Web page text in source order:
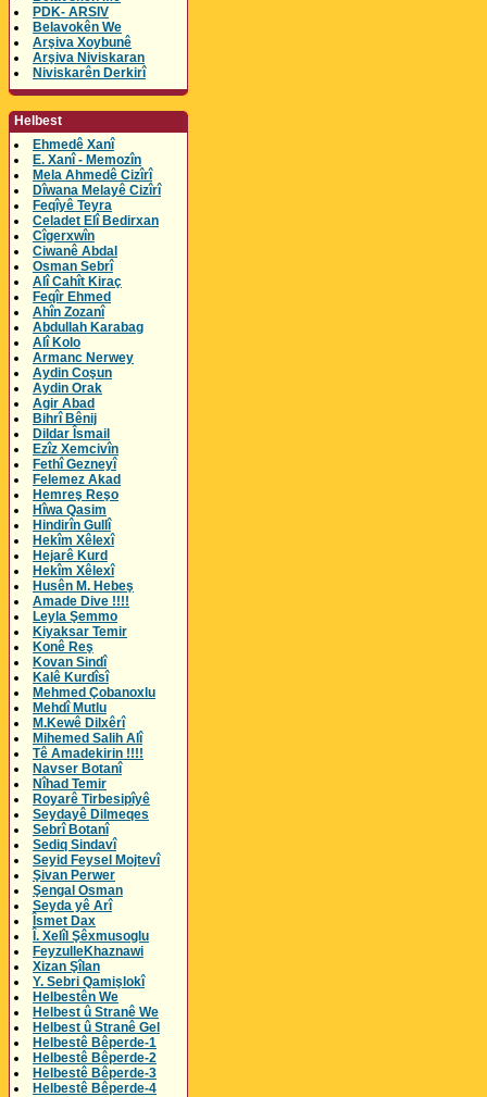
PDK- ARSIV
Belavokên We
Arşiva Xoybunê
Arşiva Niviskaran
Niviskarên Derkirî
Helbest
Ehmedê Xanî
E. Xanî - Memozîn
Mela Ahmedê Cizîrî
Dîwana Melayê Cizîrî
Feqîyê Teyra
Celadet Elî Bedirxan
Cîgerxwîn
Ciwanê Abdal
Osman Sebrî
Alî Cahît Kiraç
Feqîr Ehmed
Ahîn Zozanî
Abdullah Karabag
Alî Kolo
Armanc Nerwey
Aydin Coşun
Aydin Orak
Agir Abad
Bihrî Bênij
Dildar Îsmail
Ezîz Xemcivîn
Fethî Gezneyî
Felemez Akad
Hemreş Reşo
Hîwa Qasim
Hindirîn Gullî
Hekîm Xêlexî
Hejarê Kurd
Hekîm Xêlexî
Husên M. Hebeş
Amade Dive !!!!
Leyla Şemmo
Kiyaksar Temir
Konê Reş
Kovan Sindî
Kalê Kurdîsî
Mehmed Çobanoxlu
Mehdî Mutlu
M.Kewê Dilxêrî
Mihemed Salih Alî
Tê Amadekirin !!!!
Navser Botanî
Nîhad Temir
Royarê Tirbesipîyê
Seydayê Dilmeqes
Sebrî Botanî
Sediq Sindavî
Seyid Feysel Mojtevî
Şivan Perwer
Şengal Osman
Seyda yê Arî
Îsmet Dax
Î. Xelîl Şêxmusoglu
FeyzulleKhaznawi
Xizan Şîlan
Y. Sebri Qamişlokî
Helbestên We
Helbest û Stranê We
Helbest û Stranê Gel
Helbestê Bêperde-1
Helbestê Bêperde-2
Helbestê Bêperde-3
Helbestê Bêperde-4